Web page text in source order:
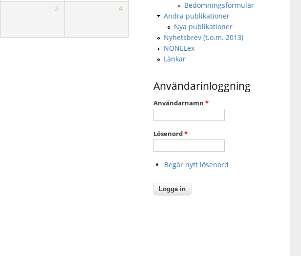
3 4
Bedömningsformulär
Andra publikationer
Nya publikationer
Nyhetsbrev (t.o.m. 2013)
NONELex
Länkar
Användarinloggning
Användarnamn *
Lösenord*
Begär nytt lösenord